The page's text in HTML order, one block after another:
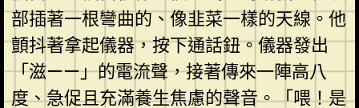
部插著一根彎曲的、像韭菜一樣的天線。他
顫抖著拿起儀器，按下通話鈕。儀器發出
「滋——」的電流聲，接著傳來一陣高八
度、急促且充滿養生焦慮的聲音。「喂！是